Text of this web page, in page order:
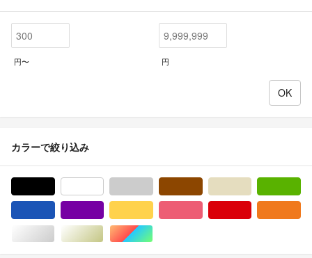
円〜 円
カラーで絞り込み
シルバー/銀色系ゴールド/金色系マルチカラー